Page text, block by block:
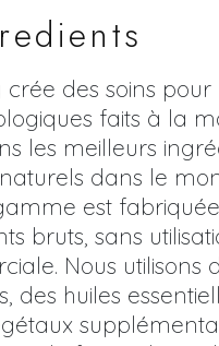
crée des soins
faits à la
les meilleurs
dans le
est
bruts, sans
Nous utilisons
des huiles